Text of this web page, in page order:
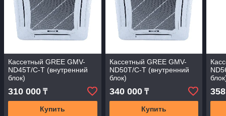
Кассетный GREE GMV-
ND45T/C-T (внутренний
блок)
310 000 ₸
Купить
Кассетный GREE GMV-
ND50T/C-T (внутренний
блок)
340 000₸
Купить